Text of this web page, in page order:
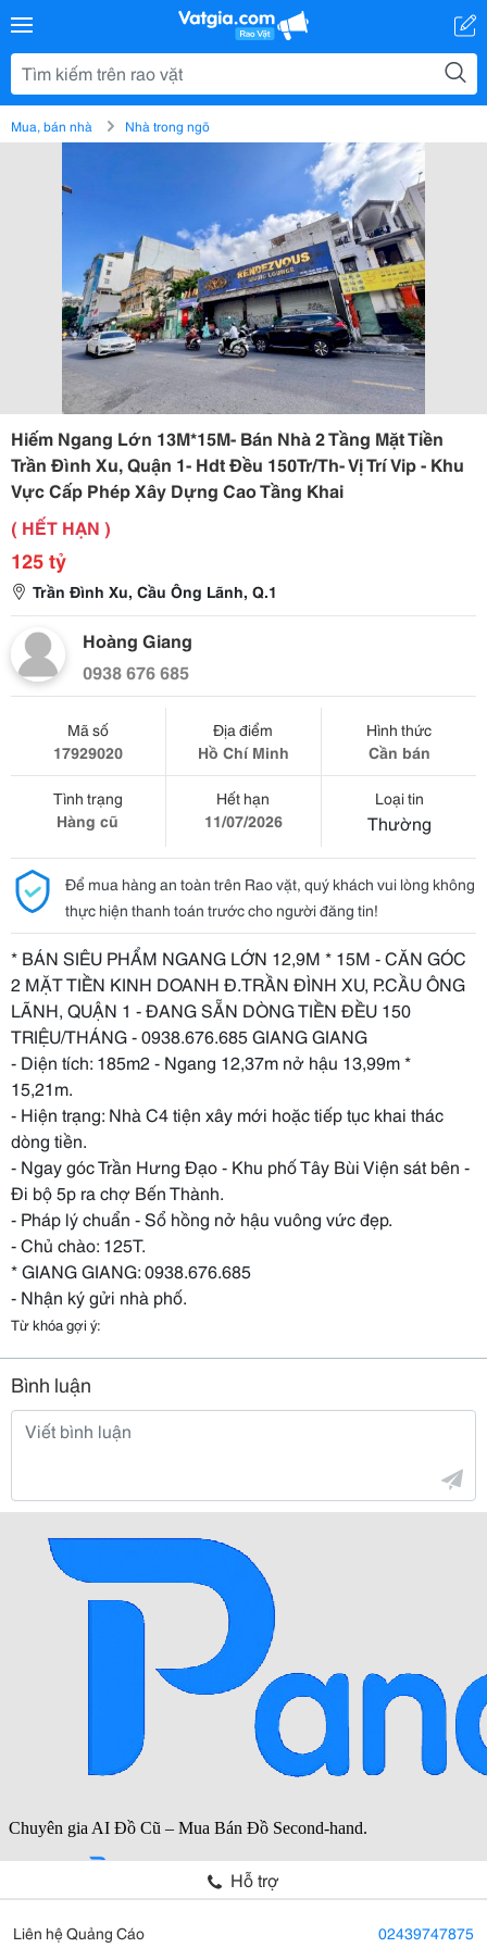
Mua, bán nhà Nhà trong ngõ
Hiếm Ngang Lớn 13M*15M- Bán Nhà 2 Tầng Mặt Tiền
Trần Đình Xu, Quận 1- Hdt Đều 150Tr/Th- Vị Trí Vip - Khu
Vực Cấp Phép Xây Dựng Cao Tầng Khai
( HẾT HẠN )
125 tỷ
Trần Đình Xu, Cầu Ông Lãnh, Q.1
Hoàng Giang
0938 676 685
Mã số
17929020
Địa điểm
Hồ Chí Minh
Hình thức
Cần bán
Tình trạng
Hàng cũ
Hết hạn
11/07/2026
Loại tin
Thường
Để mua hàng an toàn trên Rao vặt, quý khách vui lòng không
thực hiện thanh toán trước cho người đăng tin!
* BÁN SIÊU PHẨM NGANG LỚN 12,9M * 15M - CĂN GÓC
2 MẶT TIỀN KINH DOANH Đ.TRẦN ĐÌNH XU, P.CẦU ÔNG
LÃNH, QUẬN 1 - ĐANG SẴN DÒNG TIỀN ĐỀU 150
TRIỆU/THÁNG - 0938.676.685 GIANG GIANG
- Diện tích: 185m2 - Ngang 12,37m nở hậu 13,99m *
15,21m.
- Hiện trạng: Nhà C4 tiện xây mới hoặc tiếp tục khai thác
dòng tiền.
- Ngay góc Trần Hưng Đạo - Khu phố Tây Bùi Viện sát bên -
Đi bộ 5p ra chợ Bến Thành.
- Pháp lý chuẩn - Sổ hồng nở hậu vuông vức đẹp.
- Chủ chào: 125T.
* GIANG GIANG: 0938.676.685
- Nhận ký gửi nhà phố.
Từ khóa gợi ý:
Bình luận
Hỗ trợ
Liên hệ Quảng Cáo 02439747875